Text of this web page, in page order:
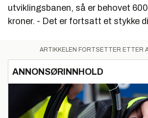
utviklingsbanen, så er behovet
kroner. - Det er fortsatt et stykke
ARTIKKELEN FORTSETTER ETTER
ANNONSØRINNHOLD